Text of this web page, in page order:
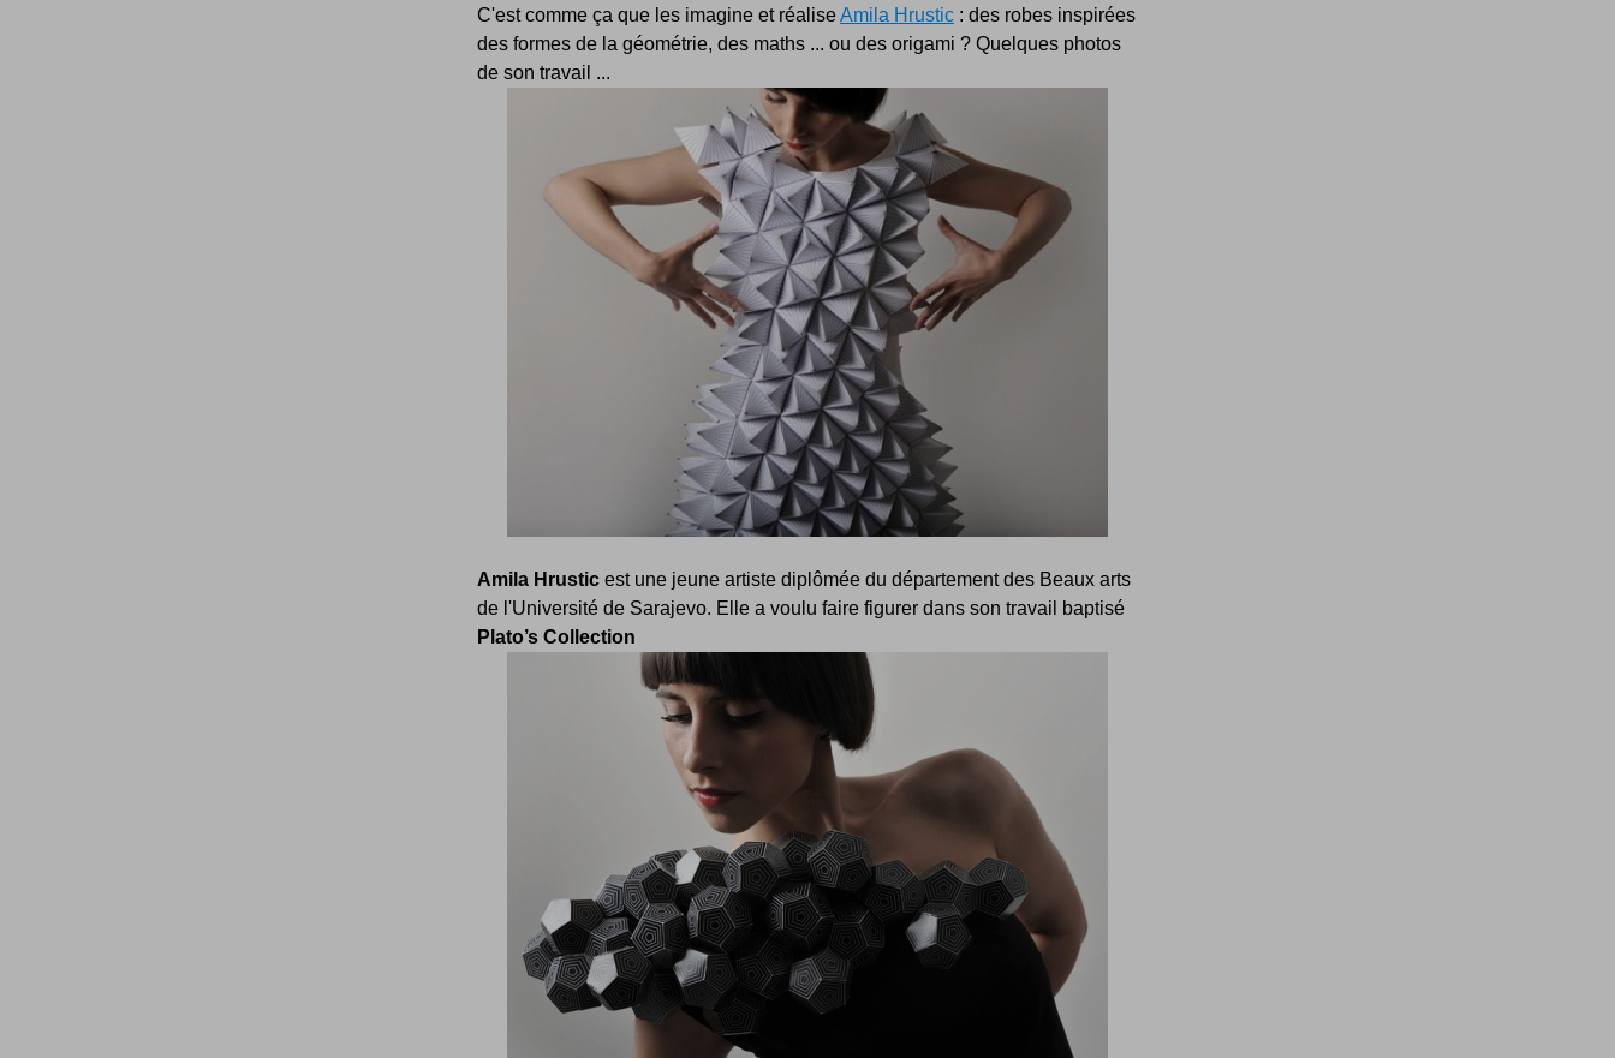
C'est comme ça que les imagine et réaliseAmila Hrustic : des robes inspirées
des formes de la géométrie, des maths ... ou des origami ? Quelques photos
de son travail ...
Amila Hrustic est une jeune artiste diplômée du département des Beaux arts
de l'Université de Sarajevo. Elle a voulu faire figurer dans son travail baptisé
Plato’s Collection